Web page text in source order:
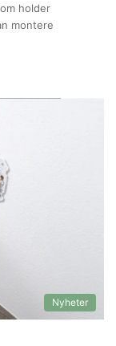
holder
montere
Nyheter